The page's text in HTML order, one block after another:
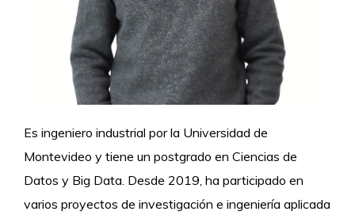
Es ingeniero industrial por la Universidad de
Montevideo y tiene un postgrado en Ciencias de
Datos y Big Data. Desde 2019, ha participado en
varios proyectos de investigación e ingeniería aplicada